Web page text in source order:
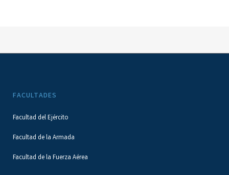
FACULTADES
Facultad del Ejército
Facultad de la Armada
Facultad de la Fuerza Aérea